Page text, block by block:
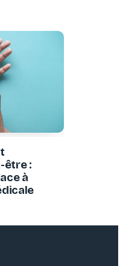
être :
à